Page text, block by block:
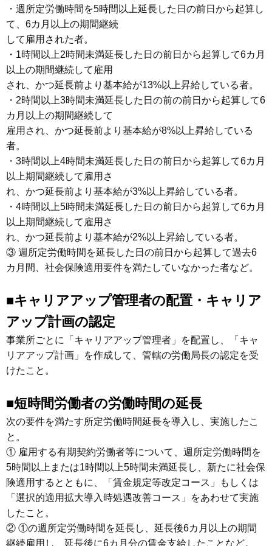
・週所定労働時間を5時間以上延長した日の前日から起算し
て、6カ月以上の期間継続
して雇用された者。
・1時間以上2時間未満延長した日の前日から起算して6カ月
以上の期間継続して雇用
され、かつ延長前より基本給が13%以上昇給している者。
・2時間以上3時間未満延長した日の前の前日から起算して6
カ月以上の期間継続して
雇用され、かつ延長前より基本給が8%以上昇給している
者。
・3時間以上4時間未満延長した日の前日から起算して6カ月
以上期間継続して雇用さ
れ、かつ延長前より基本給が3%以上昇給している者。
・4時間以上5時間未満延長した日の前日から起算して6カ月
以上期間継続して雇用さ
れ、かつ延長前より基本給が2%以上昇給している者。
③ 週所定労働時間を延長した日の前日から起算して過去6
カ月間、社会保険適用要件を満たしていなかった者など。
■キャリアアップ管理者の配置・キャリア
アップ計画の認定
事業所ごとに「キャリアアップ管理者」を配置し、「キャ
リアアップ計画」を作成して、管轄の労働局長の認定を受
けたこと。
■短時間労働者の労働時間の延長
次の要件を満たす所定労働時間延長を導入し、実施したこ
と。
① 雇用する有期契約労働者等について、週所定労働時間を
5時間以上または1時間以上5時間未満延長し、新たに社会保
険適用するとともに、「賃金規定等改定コース」もしくは
「選択的適用拡大導入時処遇改善コース」をあわせて実施
したこと。
② ①の週所定労働時間を延長し、延長後6カ月以上の期間
継続雇用し、延長後に6カ月分の賃金支給したことなど。